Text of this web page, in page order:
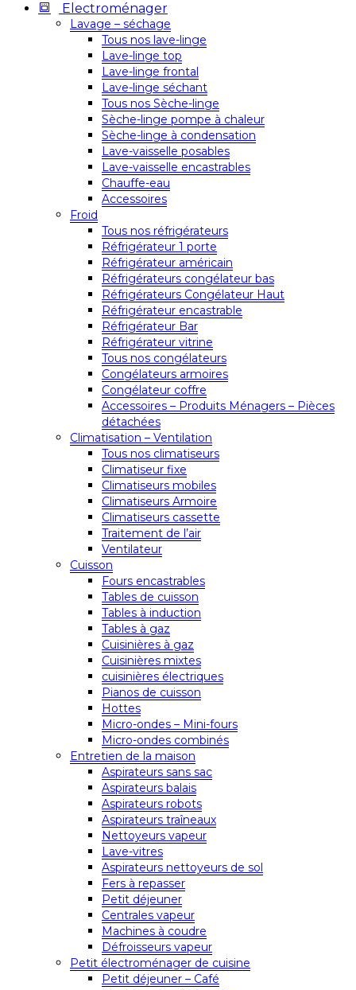
Electroménager
Lavage – séchage
Tous nos lave-linge
Lave-linge top
Lave-linge frontal
Lave-linge séchant
Tous nos Sèche-linge
Sèche-linge pompe à chaleur
Sèche-linge à condensation
Lave-vaisselle posables
Lave-vaisselle encastrables
Chauffe-eau
Accessoires
Froid
Tous nos réfrigérateurs
Réfrigérateur 1 porte
Réfrigérateur américain
Réfrigérateurs congélateur bas
Réfrigérateurs Congélateur Haut
Réfrigérateur encastrable
Réfrigérateur Bar
Réfrigérateur vitrine
Tous nos congélateurs
Congélateurs armoires
Congélateur coffre
Accessoires – Produits Ménagers – Pièces
détachées
Climatisation – Ventilation
Tous nos climatiseurs
Climatiseur fixe
Climatiseurs mobiles
Climatiseurs Armoire
Climatiseurs cassette
Traitement de l’air
Ventilateur
Cuisson
Fours encastrables
Tables de cuisson
Tables à induction
Tables à gaz
Cuisinières à gaz
Cuisinières mixtes
cuisinières électriques
Pianos de cuisson
Hottes
Micro-ondes – Mini-fours
Micro-ondes combinés
Entretien de la maison
Aspirateurs sans sac
Aspirateurs balais
Aspirateurs robots
Aspirateurs traîneaux
Nettoyeurs vapeur
Lave-vitres
Aspirateurs nettoyeurs de sol
Fers à repasser
Petit déjeuner
Centrales vapeur
Machines à coudre
Défroisseurs vapeur
Petit électroménager de cuisine
Petit déjeuner – Café